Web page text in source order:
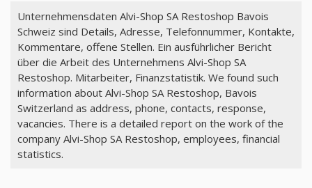
Unternehmensdaten Alvi-Shop SA Restoshop Bavois
Schweiz sind Details, Adresse, Telefonnummer, Kontakte,
Kommentare, offene Stellen. Ein ausführlicher Bericht
über die Arbeit des Unternehmens Alvi-Shop SA
Restoshop. Mitarbeiter, Finanzstatistik. We found such
information about Alvi-Shop SA Restoshop, Bavois
Switzerland as address, phone, contacts, response,
vacancies. There is a detailed report on the work of the
company Alvi-Shop SA Restoshop, employees, financial
statistics.